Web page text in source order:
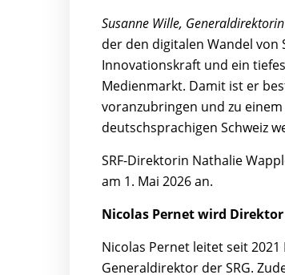
Susanne Wille, Generaldirektorin
der den digitalen Wandel von
Innovationskraft und ein
Medienmarkt. Damit ist er
voranzubringen und zu
deutschsprachigen Schweiz
SRF-Direktorin Nathalie
am 1. Mai 2026 an.
Nicolas Pernet wird
Nicolas Pernet leitet seit
Generaldirektor der SRG.